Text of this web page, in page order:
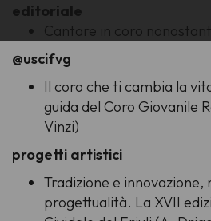
editoriale
Cantare in coro
@uscifvg
Il coro che ti cambia la
guida del Coro Giovanile
Vinzi)
progetti artistici
Tradizione e innovazione,
progettualità. La XVII